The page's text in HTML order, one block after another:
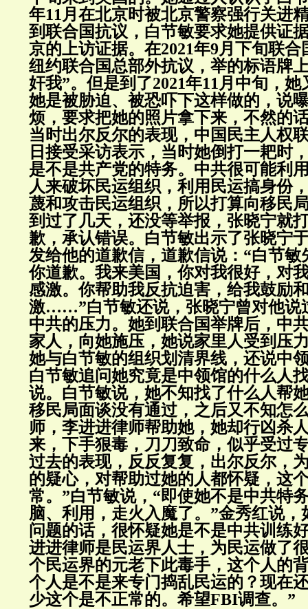
年11月在北京时被北京警察强行关进
到联合国抗议，白节敏要求她提供证
京的上访证据。在2021年9月下旬联
纽约联合国总部外抗议，举的标语牌
奸我”。但是到了2021年11月中旬，
她是被胁迫、被恐吓下这样做的，说
烦，要求把她的照片拿下来，不然的
当时出尔反尔的表现，中国民主人权
日接受采访表示，当时她倒打一耙时
是不是共产党的特务。中共很可能利
人来破坏民运组织，利用民运搞身份
蔑和攻击民运组织，所以打算向移民
到过了几天，还没等举报，张晓宁就
歉，承认错误。白节敏出示了张晓宁
发给他的道歉信，道歉信说：“白节敏
你道歉。我来美国，你对我很好，对
感激。你帮助我反抗迫害，给我鼓励
激……”白节敏还说，张晓宁曾对他说
中共的压力。她到联合国举牌后，中
家人，向她施压，她说家里人受到压
她与白节敏的组织划清界线，还说中
白节敏追问她究竟是中领馆的什么人
说。白节敏说，她不知找了什么人帮
移民局面谈没有通过，之后又不知怎
师，李进进律师帮助她，她却行凶杀
来，下手狠毒，刀刀致命，似乎受过
过去的表现，反反复复，出尔反尔，
的疑心，对帮助过她的人都怀疑，这
常。”白节敏说，“即使她不是中共特
脑、利用，走火入魔了。”金秀红说
问题的话，很怀疑她是不是中共训练
进进律师是民运界人士，为民运做了
个民运界的元老下此毒手，这个人的
个人是不是来专门捣乱民运的？现在
少这个是不正常的。希望FBI调查。”